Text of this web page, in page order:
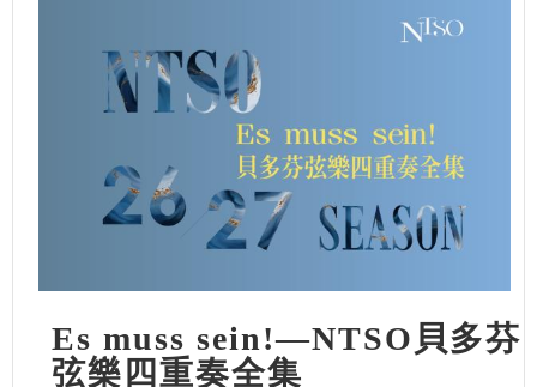
Es muss sein!—NTSO貝多芬
弦樂四重奏全集